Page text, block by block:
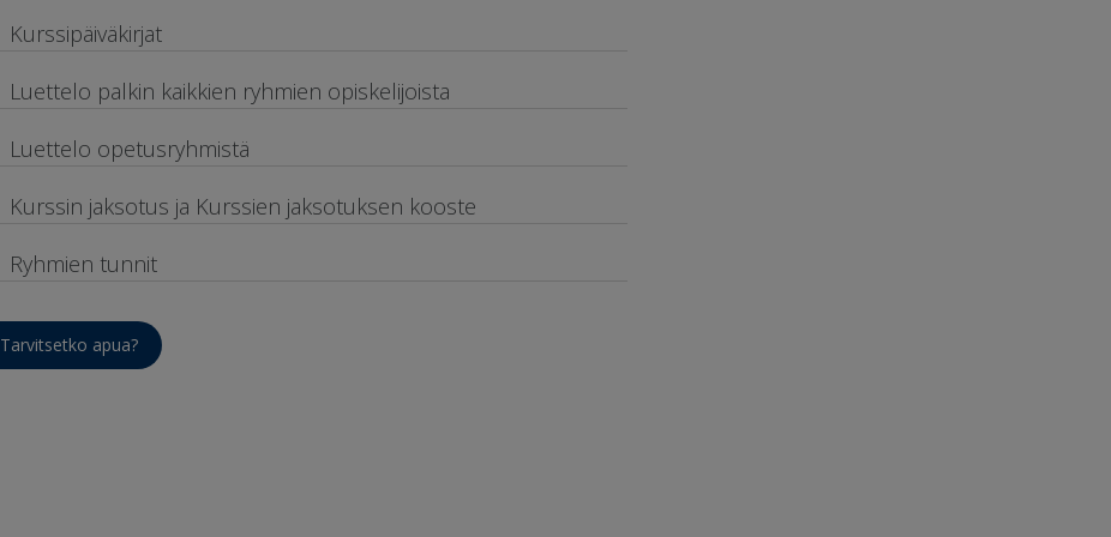
Kurssipäiväkirjat
Luettelo palkin kaikkien ryhmien opiskelijoista
Luettelo opetusryhmistä
Kurssin jaksotus ja Kurssien jaksotuksen kooste
Ryhmien tunnit
Tarvitsetko apua?